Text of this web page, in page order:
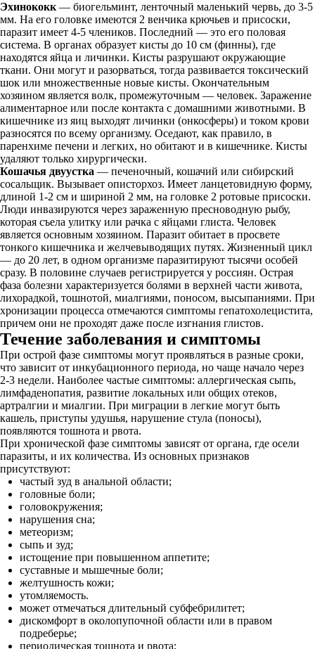
Эхинококк — биогельминт, ленточный маленький червь, до 3-5
мм. На его головке имеются 2 венчика крючьев и присоски,
паразит имеет 4-5 члеников. Последний — это его половая
система. В органах образует кисты до 10 см (финны), где
находятся яйца и личинки. Кисты разрушают окружающие
ткани. Они могут и разорваться, тогда развивается токсический
шок или множественные новые кисты. Окончательным
хозяином является волк, промежуточным — человек. Заражение
алиментарное или после контакта с домашними животными. В
кишечнике из яиц выходят личинки (онкосферы) и током крови
разносятся по всему организму. Оседают, как правило, в
паренхиме печени и легких, но обитают и в кишечнике. Кисты
удаляют только хирургически.
Кошачья двуустка — печеночный, кошачий или сибирский
сосальщик. Вызывает описторхоз. Имеет ланцетовидную форму,
длиной 1-2 см и шириной 2 мм, на головке 2 ротовые присоски.
Люди инвазируются через зараженную пресноводную рыбу,
которая съела улитку или рачка с яйцами глиста. Человек
является основным хозяином. Паразит обитает в просвете
тонкого кишечника и желчевыводящих путях. Жизненный цикл
— до 20 лет, в одном организме паразитируют тысячи особей
сразу. В половине случаев регистрируется у россиян. Острая
фаза болезни характеризуется болями в верхней части живота,
лихорадкой, тошнотой, миалгиями, поносом, высыпаниями. При
хронизации процесса отмечаются симптомы гепатохолецистита,
причем они не проходят даже после изгнания глистов.
Течение заболевания и симптомы
При острой фазе симптомы могут проявляться в разные сроки,
что зависит от инкубационного периода, но чаще начало через
2-3 недели. Наиболее частые симптомы: аллергическая сыпь,
лимфаденопатия, развитие локальных или общих отеков,
артралгии и миалгии. При миграции в легкие могут быть
кашель, приступы удушья, нарушение стула (поносы),
появляются тошнота и рвота.
При хронической фазе симптомы зависят от органа, где осели
паразиты, и их количества. Из основных признаков
присутствуют:
частый зуд в анальной области;
головные боли;
головокружения;
нарушения сна;
метеоризм;
сыпь и зуд;
истощение при повышенном аппетите;
суставные и мышечные боли;
желтушность кожи;
утомляемость.
может отмечаться длительный субфебрилитет;
дискомфорт в околопупочной области или в правом
подреберье;
периодическая тошнота и рвота;